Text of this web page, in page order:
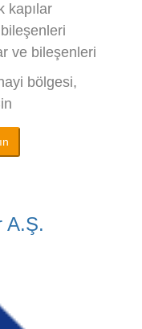
kapılar
ve bileşenleri
bölgesi,
A.Ş.